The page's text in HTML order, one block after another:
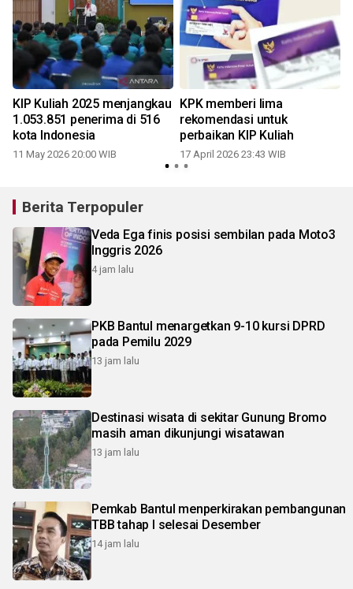
KIP Kuliah 2025 menjangkau
1.053.851 penerima di 516
kota Indonesia
11 May 2026 20:00 WIB
KPK memberi lima
rekomendasi untuk
perbaikan KIP Kuliah
17 April 2026 23:43 WIB
Berita Terpopuler
Veda Ega finis posisi sembilan pada Moto3
Inggris 2026
4 jam lalu
PKB Bantul menargetkan 9-10 kursi DPRD
pada Pemilu 2029
13 jam lalu
Destinasi wisata di sekitar Gunung Bromo
masih aman dikunjungi wisatawan
13 jam lalu
Pemkab Bantul menperkirakan pembangunan
TBB tahap I selesai Desember
14 jam lalu